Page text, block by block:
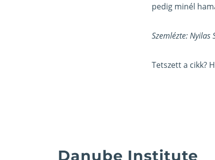
pedig minél
Szemlézte: Nyilas
Tetszett a cikk?
Danube Institute